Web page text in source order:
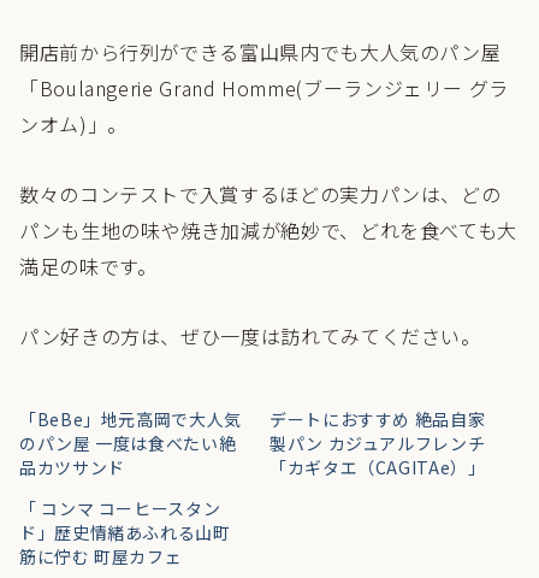
開店前から行列ができる富山県内でも大人気のパン屋
「Boulangerie Grand Homme(ブーランジェリー グラ
ンオム)」。
数々のコンテストで入賞するほどの実力パンは、どの
パンも生地の味や焼き加減が絶妙で、どれを食べても大
満足の味です。
パン好きの方は、ぜひ一度は訪れてみてください。
「BeBe」地元高岡で大人気
のパン屋 一度は食べたい絶
品カツサンド
デートにおすすめ 絶品自家
製パン カジュアルフレンチ
「カギタエ（CAGITAe）」
「 コンマ コーヒースタン
ド」歴史情緒あふれる山町
筋に佇む 町屋カフェ